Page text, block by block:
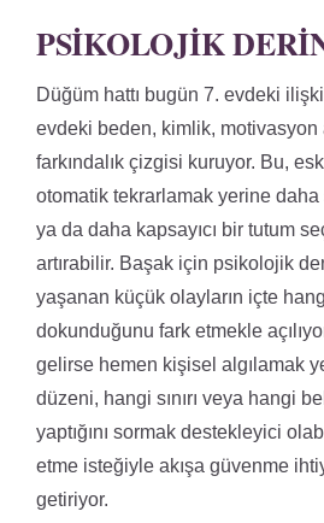
PSIKOLOJIK
Düğüm hattı bugün 7. evdeki
evdeki beden, kimlik, motivasyon
farkındalık çizgisi kuruyor. Bu,
otomatik tekrarlamak yerine
ya da daha kapsayıcı bir tutum
artırabilir. Başak için psikolojik
yaşanan küçük olayların içte
dokunduğunu fark etmekle
gelirse hemen kişisel algılamak
düzeni, hangi sınırı veya hangi
yaptığını sormak destekleyici
etme isteğiyle akışa güvenme
getiriyor.